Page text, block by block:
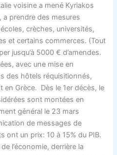
voisine a mené Kyriakos
a prendre des mesures
crèches, universités,
et certains commerces. (Tout
jusqu’à 5000 € d’amendes.
avec une mise en
des hôtels réquisitionnés,
Grèce. Dès le 1er décès, le
sont montées en
général le 23 mars
de messages de
ont un prix: 10 à 15% du PIB.
l’économie, derrière la